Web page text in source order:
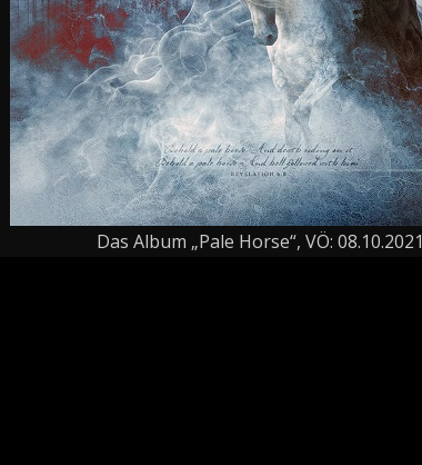
Das Album „Pale Horse“, VÖ: 08.10.2021